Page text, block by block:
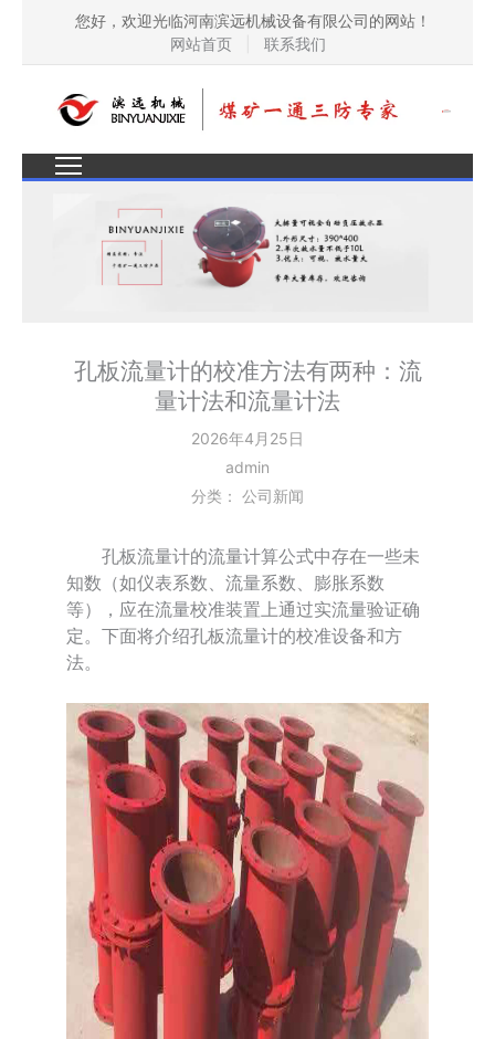
您好，欢迎光临河南滨远机械设备有限公司的网站！
网站首页
联系我们
孔板流量计的校准方法有两种：流
量计法和流量计法
2026年4月25日
admin
分类： 公司新闻
孔板流量计的流量计算公式中存在一些未
知数（如仪表系数、流量系数、膨胀系数
等），应在流量校准装置上通过实流量验证确
定。下面将介绍孔板流量计的校准设备和方
法。